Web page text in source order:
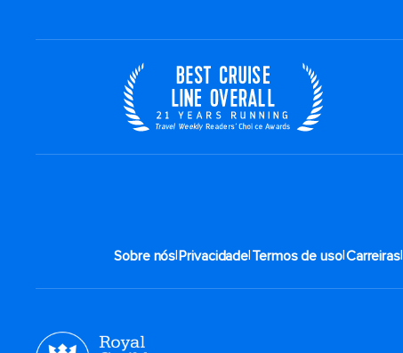
Sobre nós|Privacidade|Termos de uso|Carreiras|